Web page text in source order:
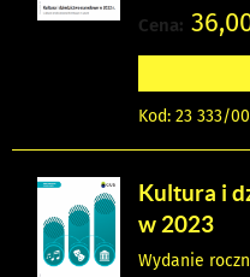
Cena:
Kod: 23 333/00
Kultura i
w 2023
Wydanie